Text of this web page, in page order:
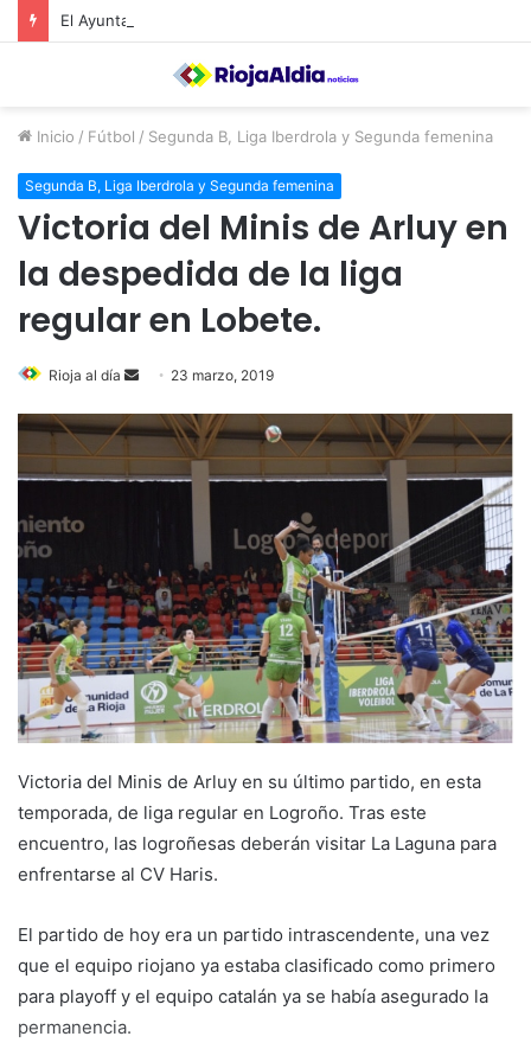
Inicio / Fútbol / Segunda B, Liga Iberdrola y Segunda femenina
Segunda B, Liga Iberdrola y Segunda femenina
Victoria del Minis de Arluy en
la despedida de la liga
regular en Lobete.
Rioja al día
n
d
m
a
i
l
23 marzo, 2019
Victoria del Minis de Arluy en su último partido, en esta
temporada, de liga regular en Logroño. Tras este
encuentro, las logroñesas deberán visitar La Laguna para
enfrentarse al CV Haris.
El partido de hoy era un partido intrascendente, una vez
que el equipo riojano ya estaba clasificado como primero
para playoff y el equipo catalán ya se había asegurado la
permanencia.